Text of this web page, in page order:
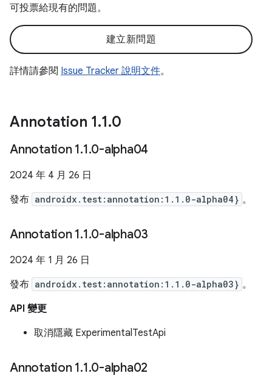
可投票給現有的問題。
建立新問題
詳情請參閱 Issue Tracker 說明文件。
Annotation 1.1.0
Annotation 1.1.0-alpha04
2024 年 4 月 26 日
發布 androidx.test:annotation:1.1.0-alpha04} 。
Annotation 1.1.0-alpha03
2024 年 1 月 26 日
發布 androidx.test:annotation:1.1.0-alpha03} 。
API 變更
取消隱藏 ExperimentalTestApi
Annotation 1.1.0-alpha02